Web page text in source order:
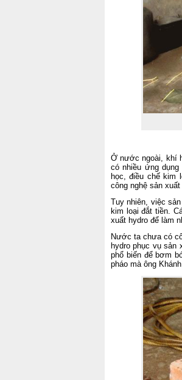
Ở nước ngoài, khí
có nhiều ứng
học, điều chế kim
công nghệ sản
Tuy nhiên, việc
kim loại đắt tiền.
xuất hydro để làm
Nước ta chưa có
hydro phục vụ sản
phổ biến để bơm
pháo mà ông